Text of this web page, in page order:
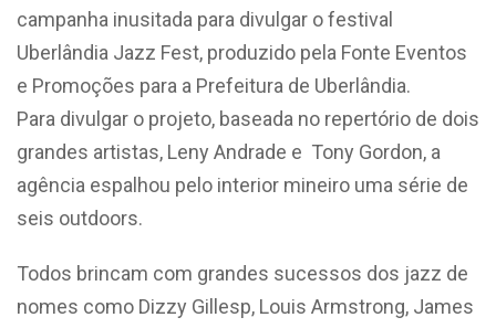
campanha inusitada para divulgar o festival
Uberlândia Jazz Fest, produzido pela Fonte Eventos
e Promoções para a Prefeitura de Uberlândia.
Para divulgar o projeto, baseada no repertório de dois
grandes artistas, Leny Andrade e Tony Gordon, a
agência espalhou pelo interior mineiro uma série de
seis outdoors.
Todos brincam com grandes sucessos dos jazz de
nomes como Dizzy Gillesp, Louis Armstrong, James